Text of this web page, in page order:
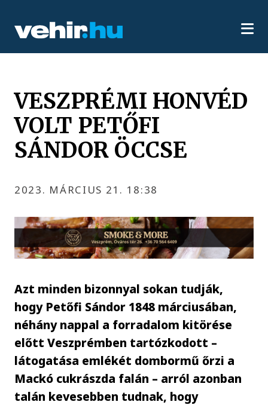
VESZPRÉMI HONVÉD
VOLT PETŐFI
SÁNDOR ÖCCSE
2023. MÁRCIUS 21. 18:38
Azt minden bizonnyal sokan tudják,
hogy Petőfi Sándor 1848 márciusában,
néhány nappal a forradalom kitörése
előtt Veszprémben tartózkodott –
látogatása emlékét dombormű őrzi a
Mackó cukrászda falán – arról azonban
talán kevesebben tudnak, hogy